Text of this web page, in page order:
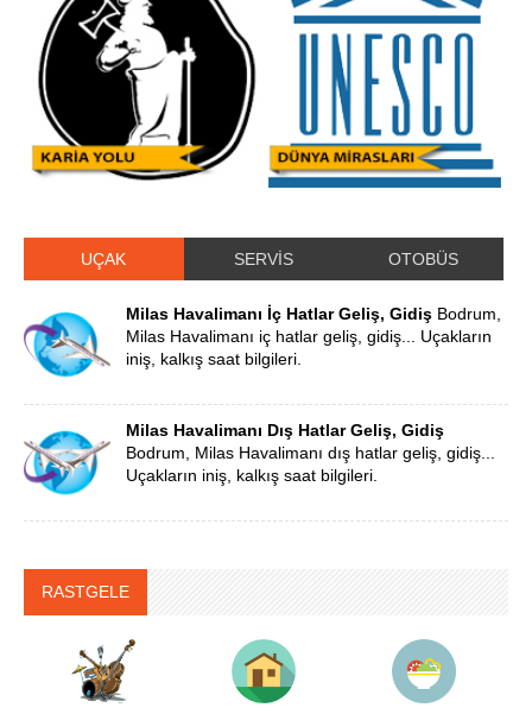
UÇAK SERVİS OTOBÜS
Milas Havalimanı İç Hatlar Geliş, Gidiş Bodrum,
Milas Havalimanı iç hatlar geliş, gidiş... Uçakların
iniş, kalkış saat bilgileri.
Milas Havalimanı Dış Hatlar Geliş, Gidiş
Bodrum, Milas Havalimanı dış hatlar geliş, gidiş...
Uçakların iniş, kalkış saat bilgileri.
RASTGELE